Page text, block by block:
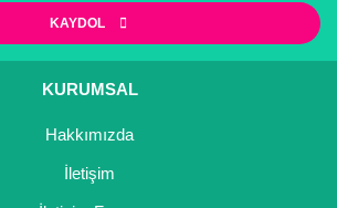
KAYDOL
KURUMSAL
Hakkımızda
İletişim